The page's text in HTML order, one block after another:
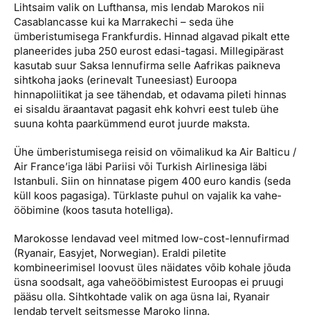
Lihtsaim valik on Lufthansa, mis lendab Marokos nii
Casablancasse kui ka Marrakechi – seda ühe
ümberistumisega Frankfurdis. Hinnad algavad pikalt ette
planeerides juba 250 eurost edasi-tagasi. Millegipärast
kasutab suur Saksa lennufirma selle Aafrikas paikneva
sihtkoha jaoks (erinevalt Tuneesiast) Euroopa
hinnapoliitikat ja see tähendab, et odavama pileti hinnas
ei sisaldu äraantavat pagasit ehk kohvri eest tuleb ühe
suuna kohta paarkümmend eurot juurde maksta.
Ühe ümberistumisega reisid on võimalikud ka Air Balticu /
Air France’iga läbi Pariisi või Turkish Airlinesiga läbi
Istanbuli. Siin on hinnatase pigem 400 euro kandis (seda
küll koos pagasiga). Türklaste puhul on vajalik ka vahe­
ööbimine (koos tasuta hotelliga).
Marokosse lendavad veel mitmed low-cost-lennufirmad
(Ryanair, Easyjet, Norwegian). Eraldi piletite
kombineerimisel loovust üles näidates võib kohale jõuda
üsna soodsalt, aga vaheööbimistest Euroopas ei pruugi
pääsu olla. Sihtkohtade valik on aga üsna lai, Ryanair
lendab tervelt seitsmesse Maroko linna.